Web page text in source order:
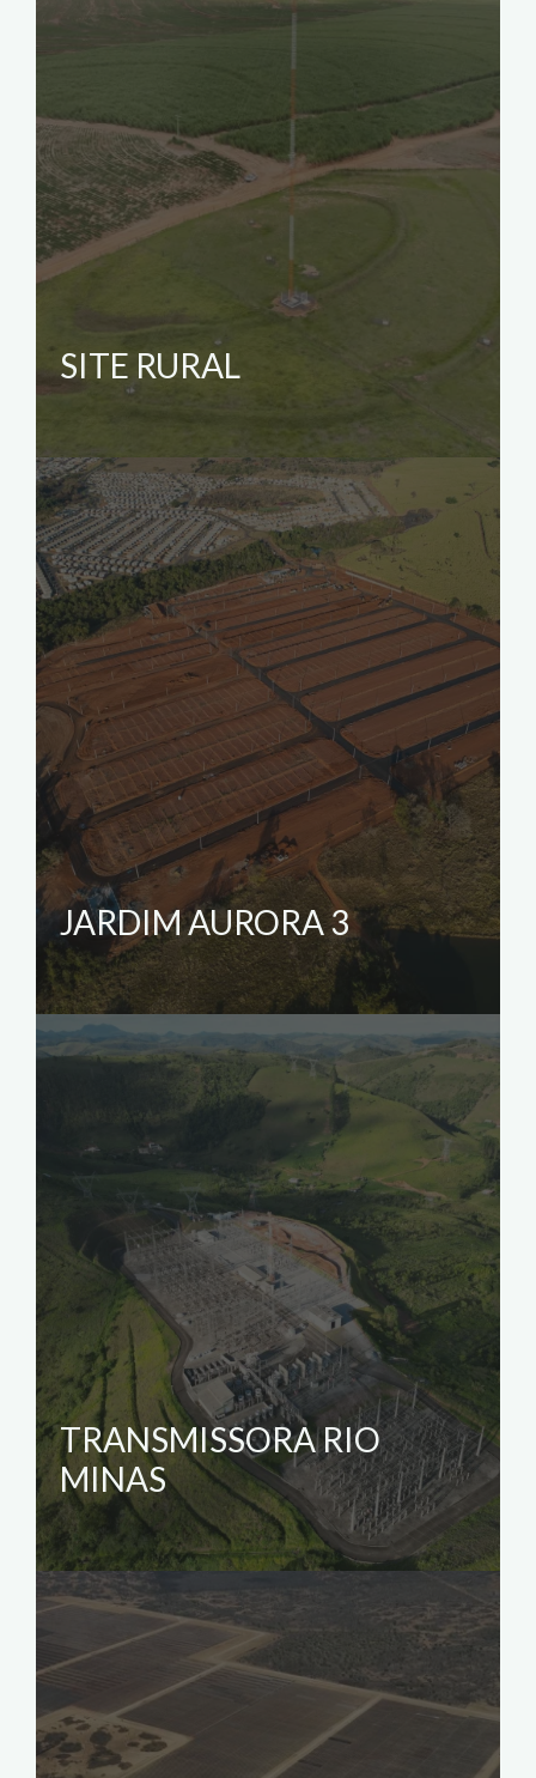
SITE RURAL
JARDIM AURORA 3
TRANSMISSORA RIO
MINAS